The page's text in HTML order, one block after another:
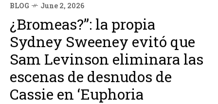
BLOG June 2, 2026
¿Bromeas?”: la propia
Sydney Sweeney evitó que
Sam Levinson eliminara las
escenas de desnudos de
Cassie en ‘Euphoria